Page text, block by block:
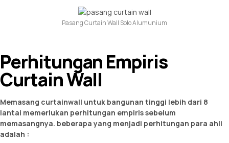
Pasang Curtain Wall Solo Alumunium
Perhitungan Empiris
Curtain Wall
Memasang curtainwall untuk bangunan tinggi lebih dari 8
lantai memerlukan perhitungan empiris sebelum
memasangnya. beberapa yang menjadi perhitungan para ahli
adalah :